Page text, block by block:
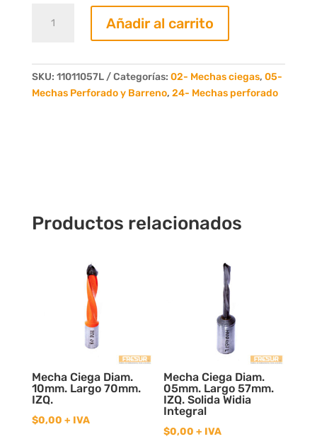
Ciega
Largo
57mm.
Añadir al carrito
SKU: 11011057L Categorías: 02- Mechas ciegas, 05-
Mechas Perforado y Barreno, 24- Mechas perforado
Productos relacionados
Mecha Ciega Diam.
10mm. Largo 70mm.
IZQ.
$0,00 + IVA
Mecha Ciega Diam.
05mm. Largo 57mm.
IZQ. Solida Widia
Integral
$0,00 + IVA